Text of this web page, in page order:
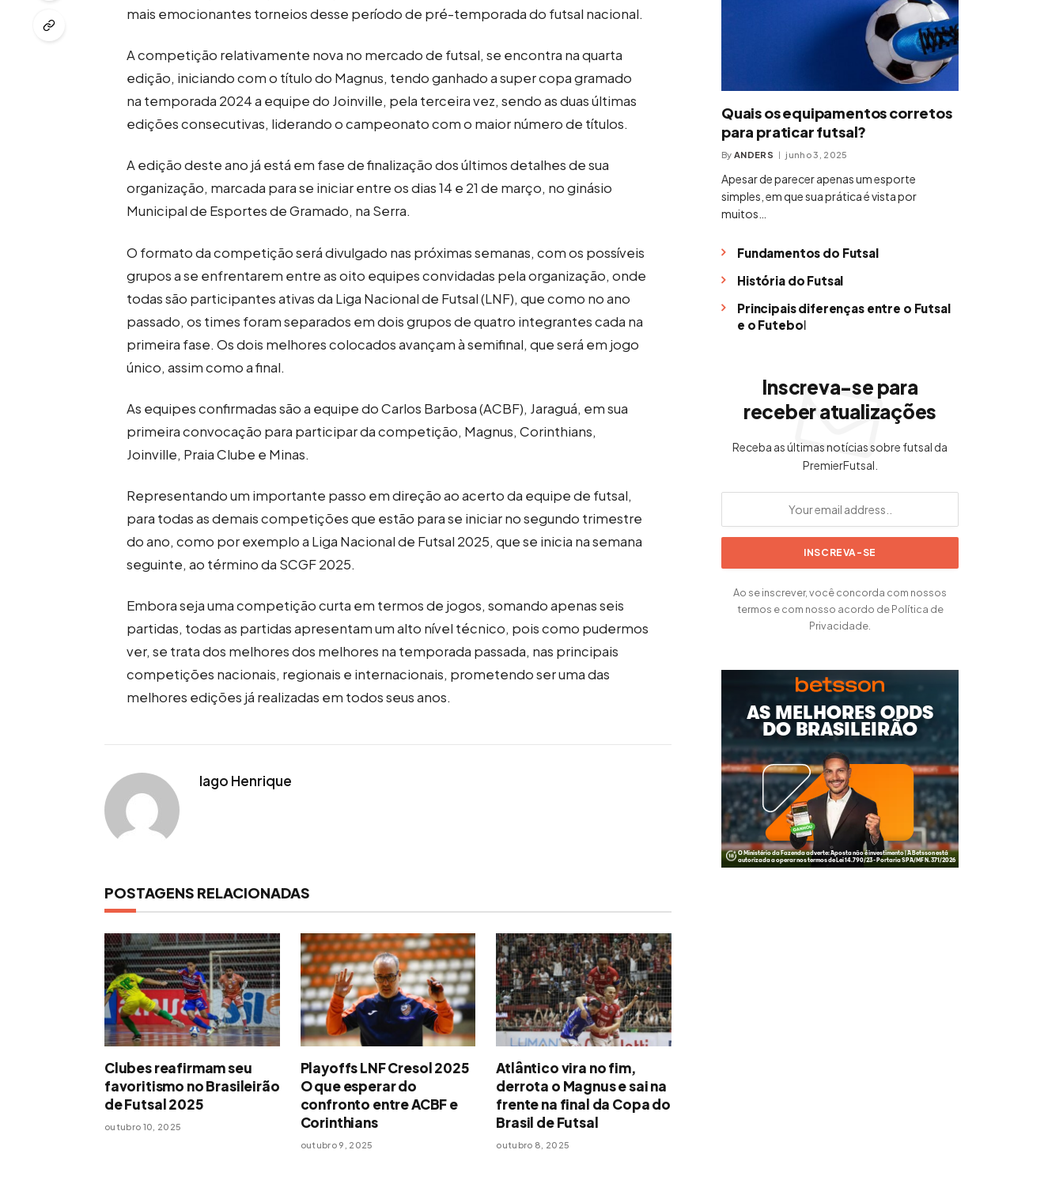
mais emocionantes torneios desse período de pré-temporada do futsal nacional.
A competição relativamente nova no mercado de futsal, se encontra na quarta
edição, iniciando com o título do Magnus, tendo ganhado a super copa gramado
na temporada 2024 a equipe do Joinville, pela terceira vez, sendo as duas últimas
edições consecutivas, liderando o campeonato com o maior número de títulos.
A edição deste ano já está em fase de finalização dos últimos detalhes de sua
organização, marcada para se iniciar entre os dias 14 e 21 de março, no ginásio
Municipal de Esportes de Gramado, na Serra.
O formato da competição será divulgado nas próximas semanas, com os possíveis
grupos a se enfrentarem entre as oito equipes convidadas pela organização, onde
todas são participantes ativas da Liga Nacional de Futsal (LNF), que como no ano
passado, os times foram separados em dois grupos de quatro integrantes cada na
primeira fase. Os dois melhores colocados avançam à semifinal, que será em jogo
único, assim como a final.
As equipes confirmadas são a equipe do Carlos Barbosa (ACBF), Jaraguá, em sua
primeira convocação para participar da competição, Magnus, Corinthians,
Joinville, Praia Clube e Minas.
Representando um importante passo em direção ao acerto da equipe de futsal,
para todas as demais competições que estão para se iniciar no segundo trimestre
do ano, como por exemplo a Liga Nacional de Futsal 2025, que se inicia na semana
seguinte, ao término da SCGF 2025.
Embora seja uma competição curta em termos de jogos, somando apenas seis
partidas, todas as partidas apresentam um alto nível técnico, pois como pudermos
ver, se trata dos melhores dos melhores na temporada passada, nas principais
competições nacionais, regionais e internacionais, prometendo ser uma das
melhores edições já realizadas em todos seus anos.
Iago Henrique
POSTAGENS RELACIONADAS
Clubes reafirmam seu
favoritismo no Brasileirão
de Futsal 2025
outubro 10, 2025
Playoffs LNF Cresol 2025
O que esperar do
confronto entre ACBF e
Corinthians
outubro 9, 2025
Atlântico vira no fim,
derrota o Magnus e sai na
frente na final da Copa do
Brasil de Futsal
outubro 8, 2025
Quais os equipamentos corretos
para praticar futsal?
By ANDERS junho 3, 2025
Apesar de parecer apenas um esporte
simples, em que sua prática é vista por
muitos…
Fundamentos do Futsal
História do Futsal
Principais diferenças entre o Futsal
e o Futebol
Inscreva-se para
receber atualizações
Receba as últimas notícias sobre futsal da
PremierFutsal.
Ao se inscrever, você concorda com nossos
termos e com nosso acordo de Política de
Privacidade.